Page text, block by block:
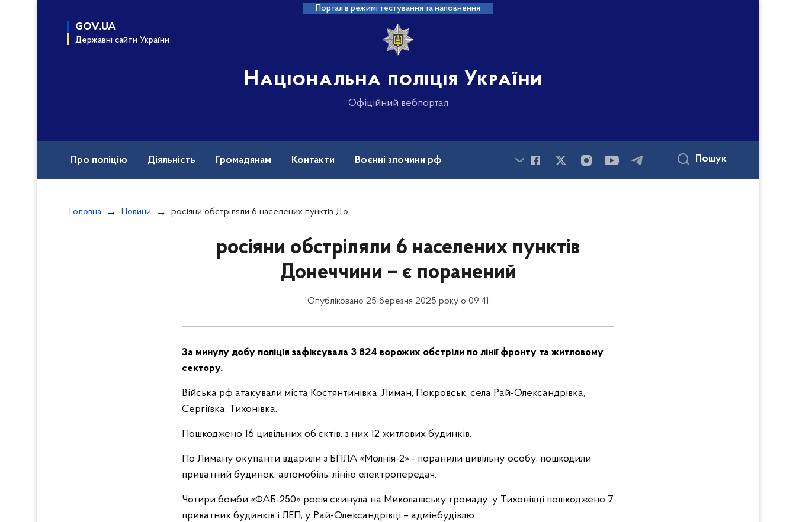
Портал в режимі тестування та наповнення
GOV.UA
Державні сайти України
Національна поліція України
Офіційний вебпортал
Про поліцію Діяльність Громадянам Контакти Воєнні злочини рф Пошук
Головна Новини росіяни обстріляли 6 населених пунктів Донеччини – є поранений
росіяни обстріляли 6 населених пунктів
Донеччини – є поранений
Опубліковано 25 березня 2025 року о 09:41
За минулу добу поліція зафіксувала 3 824 ворожих обстріли по лінії фронту та житловому
сектору.
Війська рф атакували міста Костянтинівка, Лиман, Покровськ, села Рай-Олександрівка,
Сергіївка, Тихонівка.
Пошкоджено 16 цивільних об’єктів, з них 12 житлових будинків.
По Лиману окупанти вдарили з БПЛА «Молнія-2» - поранили цивільну особу, пошкодили
приватний будинок, автомобіль, лінію електропередач.
Чотири бомби «ФАБ-250» росія скинула на Миколаївську громаду: у Тихонівці пошкоджено 7
приватних будинків і ЛЕП, у Рай-Олександрівці – адмінбудівлю.